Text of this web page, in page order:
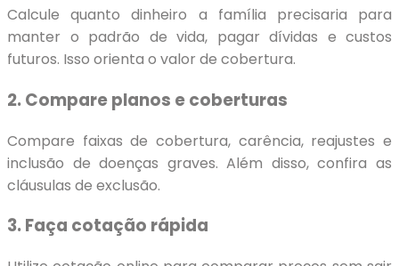
Calcule quanto dinheiro a família precisaria para
manter o padrão de vida, pagar dívidas e custos
futuros. Isso orienta o valor de cobertura.
2. Compare planos e coberturas
Compare faixas de cobertura, carência, reajustes e
inclusão de doenças graves. Além disso, confira as
cláusulas de exclusão.
3. Faça cotação rápida